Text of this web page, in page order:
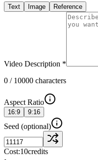
Text Image Reference
Video Description *
0 / 10000 characters
Aspect Ratio
16:9 9:16
Seed (optional)
Cost:10credits